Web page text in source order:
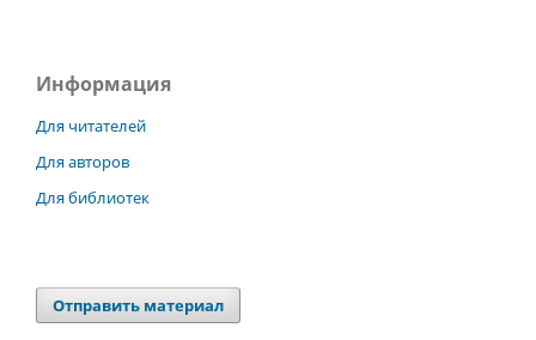
Информация
Для читателей
Для авторов
Для библиотек
Отправить материал